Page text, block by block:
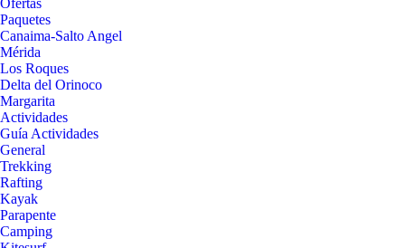
Ofertas
Paquetes
Canaima-Salto Angel
Mérida
Los Roques
Delta del Orinoco
Margarita
Actividades
Guía Actividades
General
Trekking
Rafting
Kayak
Parapente
Camping